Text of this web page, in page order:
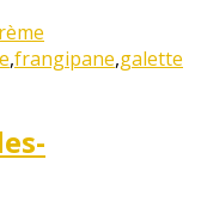
,frangipane,galette